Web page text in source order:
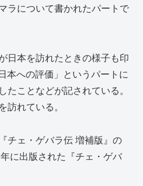
ラについて書かれたパートで
日本を訪れたときの様子も印
本への評価」というパートに
ことなどが記されている。
れている。
チェ・ゲバラ伝 増補版』の
に出版された『チェ・ゲバ